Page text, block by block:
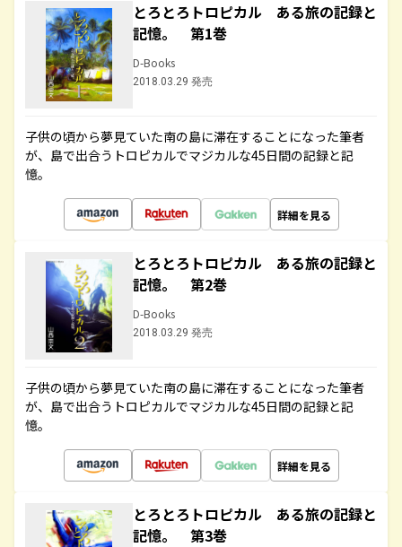
とろとろトロピカル ある旅の記録と
記憶。 第1巻
D-Books
2018.03.29 発売
子供の頃から夢見ていた南の島に滞在することになった筆者
が、島で出合うトロピカルでマジカルな45日間の記録と記
憶。
詳細を見る
とろとろトロピカル ある旅の記録と
記憶。 第2巻
D-Books
2018.03.29 発売
子供の頃から夢見ていた南の島に滞在することになった筆者
が、島で出合うトロピカルでマジカルな45日間の記録と記
憶。
詳細を見る
とろとろトロピカル ある旅の記録と
記憶。 第3巻